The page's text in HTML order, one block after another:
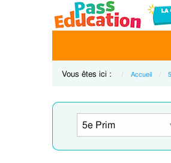
Vous êtes ici : Accueil